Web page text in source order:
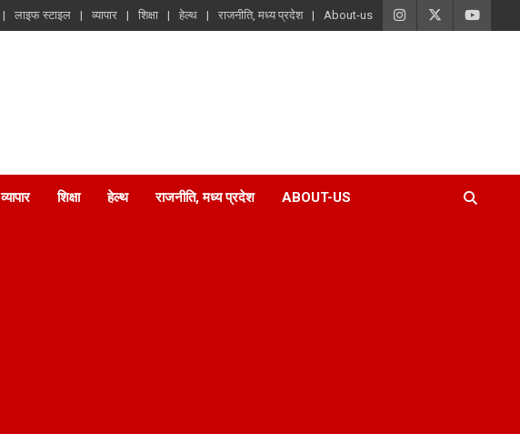
लाइफ स्टाइल व्यापार शिक्षा हेल्थ राजनीति, मध्य प्रदेश About-us
व्यापार शिक्षा हेल्थ राजनीति, मध्य प्रदेश ABOUT-US